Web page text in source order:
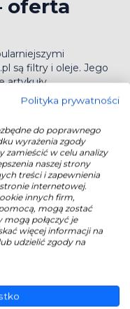
oferta
są filtry i oleje. Jego
artykuły
na które
Polityka prywatności
do poprawnego
wyrażenia zgody
zamieścić w celu analizy
naszej strony
treści i zapewnienia
internetowej.
innych firm,
mogą zostać
połączyć je
więcej informacji na
udzielić zgody na